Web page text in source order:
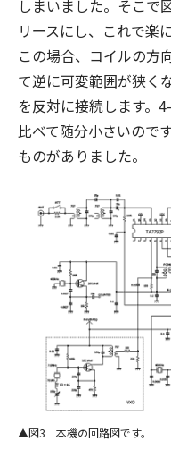
しまいました。そこで
リースにし、これで楽
この場合、コイルの方
て逆に可変範囲が狭く
を反対に接続します。
比べて随分小さいので
ものがありました。
図3 本機の回路図です。